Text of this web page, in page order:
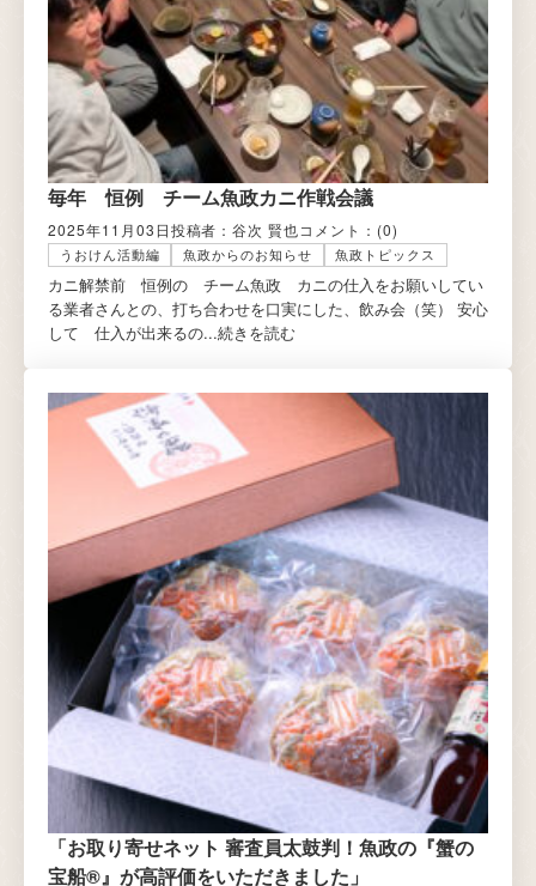
毎年 恒例 チーム魚政カニ作戦会議
2025年11月03日投稿者：谷次 賢也コメント： (0)
うおけん活動編 魚政からのお知らせ 魚政トピックス
カニ解禁前 恒例の チーム魚政 カニの仕入をお願いしてい
る業者さんとの、打ち合わせを口実にした、飲み会（笑） 安心
して 仕入が出来るの...続きを読む
「お取り寄せネット 審査員太鼓判！魚政の『蟹の
宝船®』が高評価をいただきました」